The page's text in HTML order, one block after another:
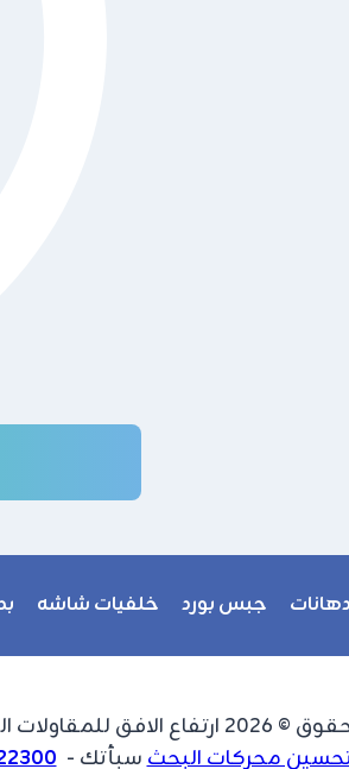
جبس بورد خلفيات شاشه
ارتفاع الافق للمقاولات العامة
محركات البحثسبأتك -